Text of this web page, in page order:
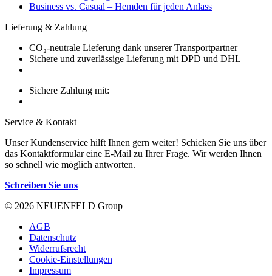
Business vs. Casual – Hemden für jeden Anlass
Lieferung & Zahlung
CO₂-neutrale Lieferung dank unserer Transportpartner
Sichere und zuverlässige Lieferung mit DPD und DHL
Sichere Zahlung mit:
Service & Kontakt
Unser Kundenservice hilft Ihnen gern weiter! Schicken Sie uns über
das Kontaktformular eine E-Mail zu Ihrer Frage. Wir werden Ihnen
so schnell wie möglich antworten.
Schreiben Sie uns
© 2026 NEUENFELD Group
AGB
Datenschutz
Widerrufsrecht
Cookie-Einstellungen
Impressum